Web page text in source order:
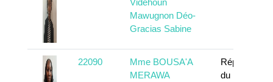
Vidéhoun
Mawugnon Déo-
Gracias Sabine
22090
Mme BOUSA'A
MERAWA
République
du